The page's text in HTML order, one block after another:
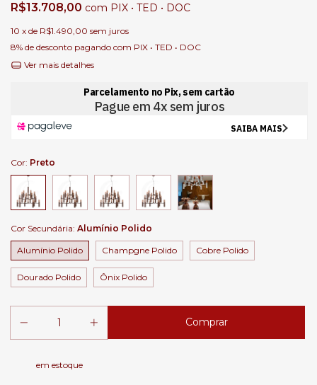
R$13.708,00 com PIX • TED • DOC
10 x de R$1.490,00 sem juros
8% de desconto pagando com PIX • TED • DOC
Ver mais detalhes
Cor: Preto
Cor Secundária: Alumínio Polido
Alumínio Polido Champgne Polido Cobre Polido
Dourado Polido Ônix Polido
em estoque